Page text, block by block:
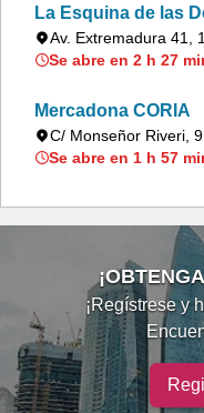
La Esquina de las
Av. Extremadura 41,
Se abre en 2 h 27
Mercadona CORIA
C/ Monseñor Riveri,
Se abre en 1 h 57
¡Regístrese y